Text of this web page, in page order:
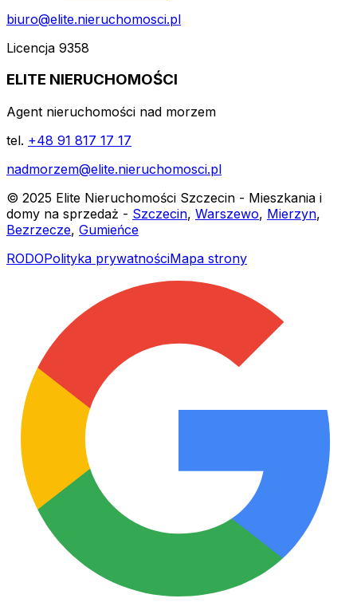
biuro@elite.nieruchomosci.pl
Licencja 9358
ELITE NIERUCHOMOŚCI
Agent nieruchomości nad morzem
tel. +48 91 817 17 17
nadmorzem@elite.nieruchomosci.pl
© 2025 Elite Nieruchomości Szczecin - Mieszkania i
domy na sprzedaż - Szczecin, Warszewo, Mierzyn,
Bezrzecze, Gumieńce
RODOPolityka prywatnościMapa strony